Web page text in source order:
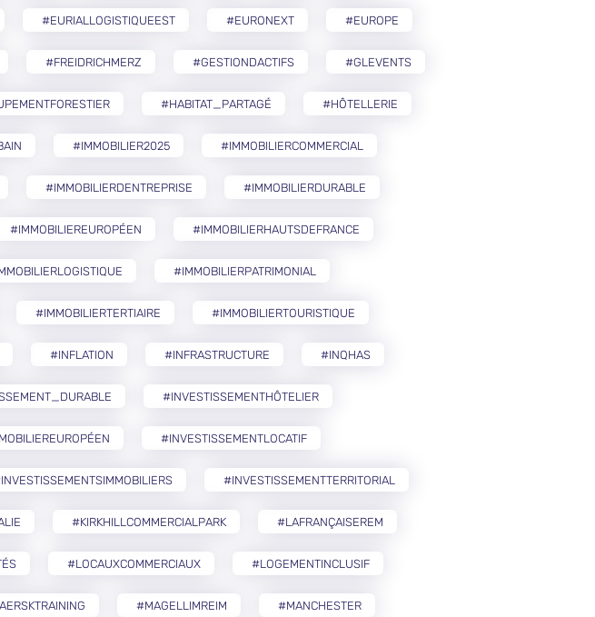
#EURIALLOGISTIQUEEST #EURONEXT #EUROPE
#FREIDRICHMERZ #GESTIONDACTIFS #GLEVENTS
#HABITAT_PARTAGÉ #HÔTELLERIE
#IMMOBILIER2025 #IMMOBILIERCOMMERCIAL
#IMMOBILIERDENTREPRISE #IMMOBILIERDURABLE
#IMMOBILIEREUROPÉEN #IMMOBILIERHAUTSDEFRANCE
#IMMOBILIERPATRIMONIAL
#IMMOBILIERTERTIAIRE #IMMOBILIERTOURISTIQUE
#INFLATION #INFRASTRUCTURE #INQHAS
#INVESTISSEMENTHÔTELIER
#INVESTISSEMENTLOCATIF
#INVESTISSEMENTTERRITORIAL
#KIRKHILLCOMMERCIALPARK #LAFRANÇAISEREM
#LOCAUXCOMMERCIAUX #LOGEMENTINCLUSIF
#MAGELLIMREIM #MANCHESTER